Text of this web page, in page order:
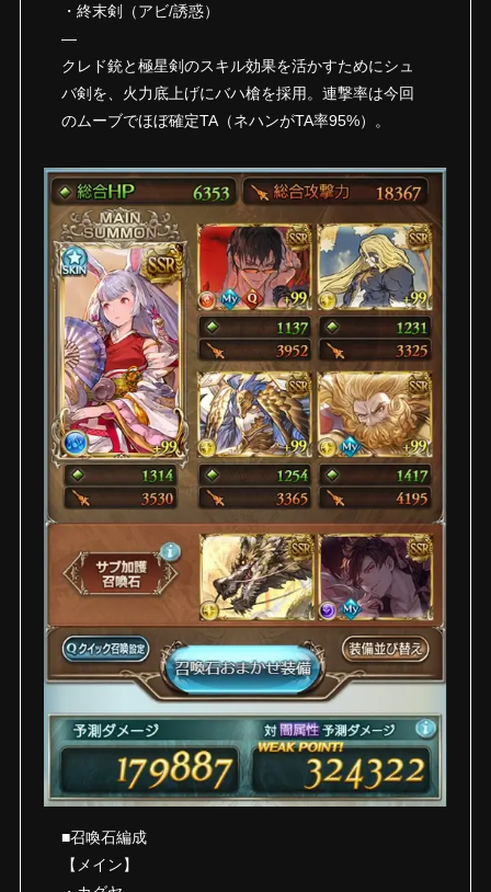
・終末剣（アビ/誘惑）
—
クレド銃と極星剣のスキル効果を活かすためにシュ
バ剣を、火力底上げにバハ槍を採用。連撃率は今回
のムーブでほぼ確定TA（ネハンがTA率95%）。
■召喚石編成
【メイン】